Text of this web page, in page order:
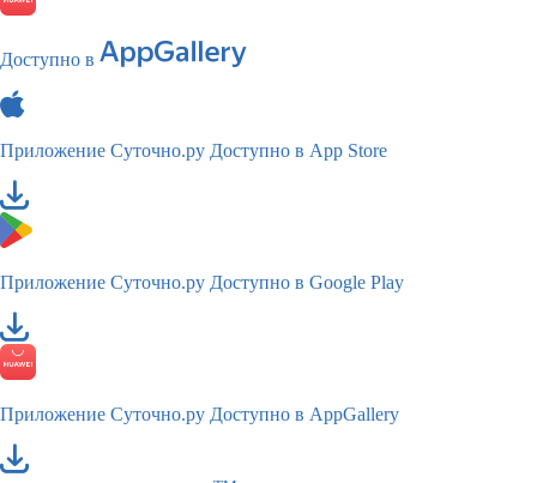
Доступно в
Приложение Суточно.ру Доступно в App Store
Приложение Суточно.ру Доступно в Google Play
Приложение Суточно.ру Доступно в AppGallery